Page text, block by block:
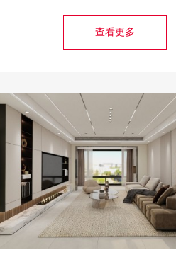
查看更多